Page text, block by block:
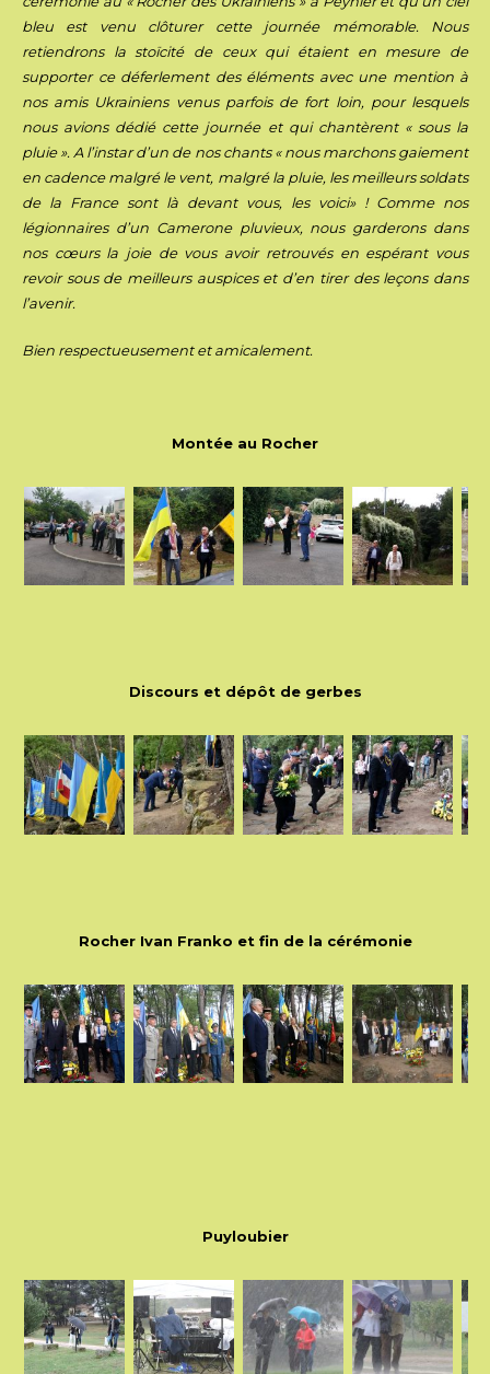
bleu est venu clôturer cette journée mémorable. Nous
retiendrons la stoïcité de ceux qui étaient en mesure de
supporter ce déferlement des éléments avec une mention à
nos amis Ukrainiens venus parfois de fort loin, pour lesquels
nous avions dédié cette journée et qui chantèrent « sous la
pluie ». A l’instar d’un de nos chants « nous marchons gaiement
en cadence malgré le vent, malgré la pluie, les meilleurs soldats
de la France sont là devant vous, les voici» ! Comme nos
légionnaires d’un Camerone pluvieux, nous garderons dans
nos cœurs la joie de vous avoir retrouvés en espérant vous
revoir sous de meilleurs auspices et d’en tirer des leçons dans
l’avenir.
Bien respectueusement et amicalement.
Montée au Rocher
Discours et dépôt de gerbes
Rocher Ivan Franko et fin de la cérémonie
Puyloubier